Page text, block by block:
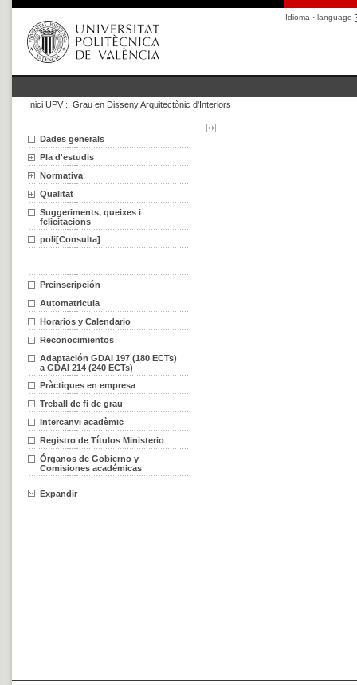
Idioma · language
Inici UPV :: Grau en Disseny Arquitectònic d'Interiors
Dades generals
Pla d'estudis
Normativa
Qualitat
Suggeriments, queixes i
felicitacions
poli[Consulta]
Preinscripción
Automatricula
Horarios y Calendario
Reconocimientos
Adaptación GDAI 197 (180 ECTs)
a GDAI 214 (240 ECTs)
Pràctiques en empresa
Treball de fi de grau
Intercanvi acadèmic
Registro de Títulos Ministerio
Órganos de Gobierno y
Comisiones académicas
Expandir